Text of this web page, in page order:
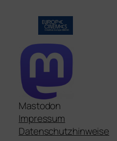
Mastodon
Impressum
Datenschutzhinweise